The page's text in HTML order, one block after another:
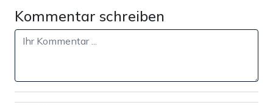
Kommentar schreiben